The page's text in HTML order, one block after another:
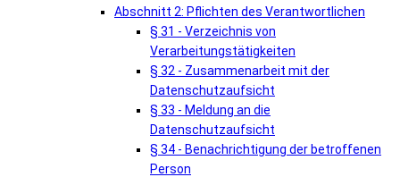
Abschnitt 2: Pflichten des Verantwortlichen
§ 31 - Verzeichnis von
Verarbeitungstätigkeiten
§ 32 - Zusammenarbeit mit der
Datenschutzaufsicht
§ 33 - Meldung an die
Datenschutzaufsicht
§ 34 - Benachrichtigung der betroffenen
Person